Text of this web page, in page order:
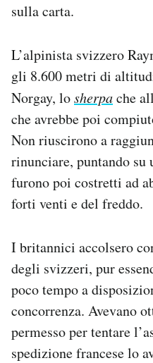
sulla carta.
L’alpinista svizzero
gli 8.600 metri di
Norgay, losherpache
che avrebbe poi
Non riuscirono a
rinunciare, puntando su
furono poi costretti ad
forti venti e del freddo.
I britannici accolsero
degli svizzeri, pur
poco tempo a
concorrenza. Avevano
permesso per tentare
spedizione francese lo